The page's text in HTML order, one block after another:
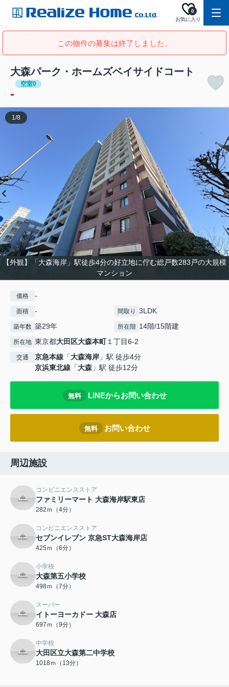
お気に入り
0
この物件の募集は終了しました。
大森パーク・ホームズベイサイドコート
空室0
-
【外観】「大森海岸」駅徒歩4分の好立地に佇む総戸数283戸の大規模
マンション
1/8
価格 -
面積 - 間取り 3LDK
築年数 築29年 所在階 14階/15階建
所在地 東京都大田区大森本町１丁目6-2
交通 京急本線 「大森海岸 」駅 徒歩4分
京浜東北線 「大森 」駅 徒歩12分
無料 LINEからお問い合わせ
無料 お問い合わせ
周辺施設
コンビニエンスストア
ファミリーマート 大森海岸駅東店
282ｍ（4分）
コンビニエンスストア
セブンイレブン 京急ST大森海岸店
425ｍ（6分）
小学校
大森第五小学校
498ｍ（7分）
スーパー
イトーヨーカドー 大森店
697ｍ（9分）
中学校
大田区立大森第二中学校
1018ｍ（13分）